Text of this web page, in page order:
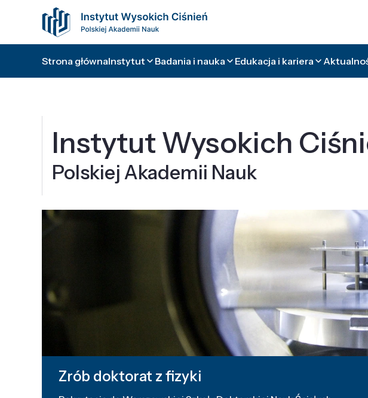
Strona głównaInstytut Badania i nauka Edukacja i kariera
Instytut Wysokich
Polskiej Akademii Nauk
Zrób doktorat z fizyki